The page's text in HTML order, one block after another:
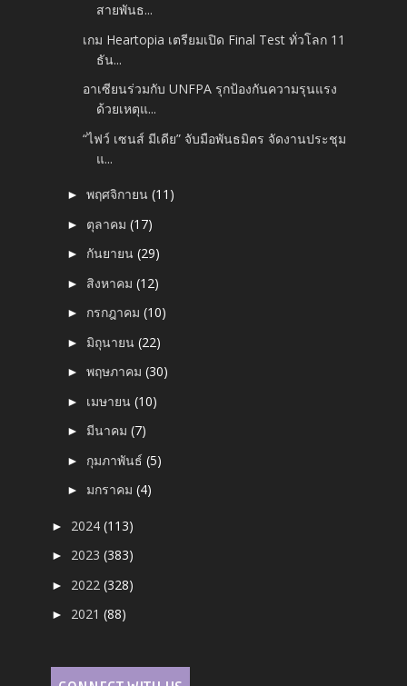
สายพันธ...
เกม Heartopia เตรียมเปิด Final Test ทั่วโลก 11
ธัน...
อาเซียนร่วมกับ UNFPA รุกป้องกันความรุนแรง
ด้วยเหตุแ...
“ไฟว์ เซนส์ มีเดีย” จับมือพันธมิตร จัดงานประชุม
แ...
►พฤศจิกายน(11)
► ตุลาคม(17)
► กันยายน(29)
► สิงหาคม(12)
► กรกฎาคม(10)
► มิถุนายน(22)
►พฤษภาคม(30)
► เมษายน(10)
► มีนาคม(7)
► กุมภาพันธ์(5)
► มกราคม(4)
► 2024(113)
► 2023(383)
► 2022(328)
► 2021(88)